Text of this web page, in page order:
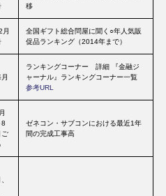
移
月
全国ギフト総合問屋に聞く○年人気販
促品ランキング（2014年まで）
ランキングコーナー 詳細 『金融ジ
ャーナル』ランキングコーナー一覧
参考URL
8
ご
ゼネコン・サブコンにおける最近1年
間の完成工事高